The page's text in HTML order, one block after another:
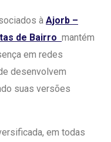
à Ajorb –
de Bairro mantém
em redes
desenvolvem
suas versões
em todas